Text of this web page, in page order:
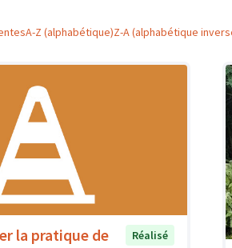
A-Z (alphabétique)Z-A (alphabétique
la pratique de
Réalisé